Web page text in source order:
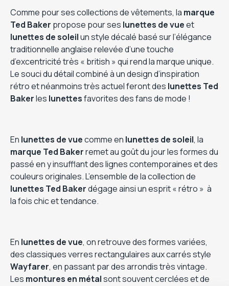
Comme pour ses collections de vêtements, la marque
Ted Baker propose pour ses lunettes de vueet
lunettes de soleilun style décalé basé sur l’élégance
traditionnelle anglaise relevée d’une touche
d’excentricité très « british » qui rend la marque unique.
Le souci du détail combiné à un design d’inspiration
rétro et néanmoins très actuel feront des lunettes Ted
Bakerles lunettesfavorites des fans de mode !
En lunettes de vuecomme en lunettes de soleil, la
marque Ted Bakerremet au goût du jour les formes du
passé en y insufflant des lignes contemporaines et des
couleurs originales. L’ensemble de la collection de
lunettes Ted Bakerdégage ainsi un esprit « rétro » à
la fois chic et tendance.
En lunettes de vue, on retrouve des formes variées,
des classiques verres rectangulaires aux carrés style
Wayfarer, en passant par des arrondis très vintage.
Les montures en métalsont souvent cerclées et de